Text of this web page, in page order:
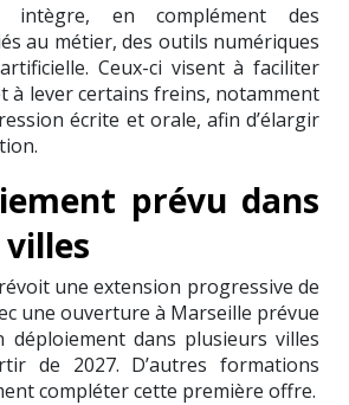
intègre, en complément des
au métier, des outils numériques
Ceux-ci visent à faciliter
à lever certains freins, notamment
écrite et orale, afin d’élargir
prévu dans
une extension progressive de
une ouverture à Marseille prévue
déploiement dans plusieurs villes
de 2027. D’autres formations
compléter cette première offre.